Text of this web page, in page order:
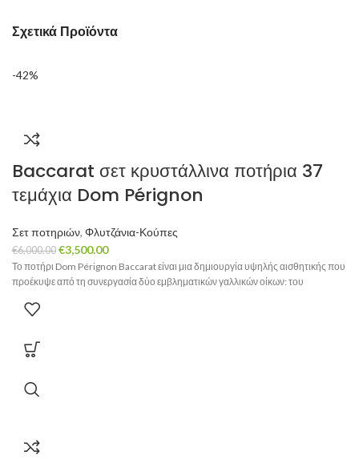
Σχετικά Προϊόντα
-42%
Baccarat σετ κρυστάλλινα ποτήρια 37
τεμάχια Dom Pérignon
Σετ ποτηριών, Φλυτζάνια-Κούπες
€6,000.00 Original
price
was:
€3,500.00Η
τρέχουσα
τιμή
Το ποτήρι Dom Pérignon Baccarat είναι μια δημιουργία υψηλής αισθητικής που
προέκυψε από τη συνεργασία δύο εμβληματικών γαλλικών οίκων: του